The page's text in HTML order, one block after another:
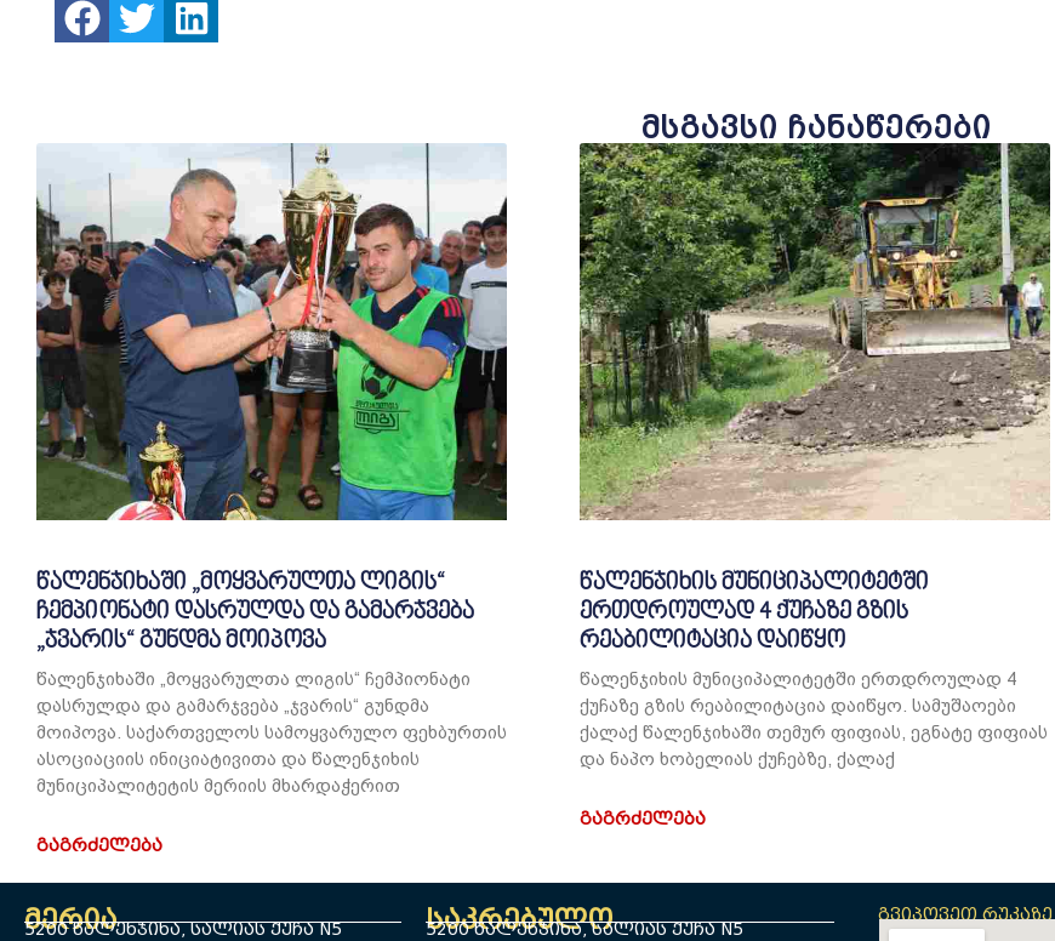
მსგავსი ჩანაწერები
წალენჯიხაში „მოყვარულთა ლიგის“
ჩემპიონატი დასრულდა და გამარჯვება
„ჯვარის“ გუნდმა მოიპოვა
წალენჯიხაში „მოყვარულთა ლიგის“ ჩემპიონატი
დასრულდა და გამარჯვება „ჯვარის“ გუნდმა
მოიპოვა. საქართველოს სამოყვარულო ფეხბურთის
ასოციაციის ინიციატივითა და წალენჯიხის
მუნიციპალიტეტის მერიის მხარდაჭერით
ᲒᲐᲒᲠᲫᲔᲚᲔᲑᲐ
წალენჯიხის მუნიციპალიტეტში
ერთდროულად 4 ქუჩაზე გზის
რეაბილიტაცია დაიწყო
წალენჯიხის მუნიციპალიტეტში ერთდროულად 4
ქუჩაზე გზის რეაბილიტაცია დაიწყო. სამუშაოები
ქალაქ წალენჯიხაში თემურ ფიფიას, ეგნატე ფიფიას
და ნაპო ხობელიას ქუჩებზე, ქალაქ
ᲒᲐᲒᲠᲫᲔᲚᲔᲑᲐ
მერია
5200 წალენჯიხა, სალიას ქუჩა N5 საკრებულო
5200 წალენჯიხა, სალიას ქუჩა N5
გვიპოვეთ რუკაზე